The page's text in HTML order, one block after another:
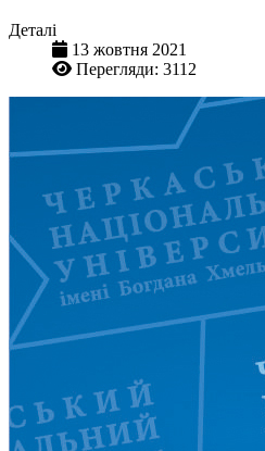
Деталі
13 жовтня 2021
Перегляди: 3112